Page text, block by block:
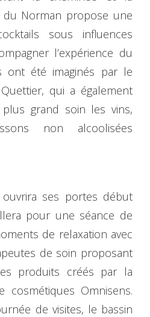
du Norman propose une
sous influences
l’expérience du
ont été imaginés par le
qui a également
grand soin les vins,
non alcoolisées
ses portes début
pour une séance de
de relaxation avec
de soin proposant
produits créés par la
cosmétiques Omnisens.
de visites, le bassin